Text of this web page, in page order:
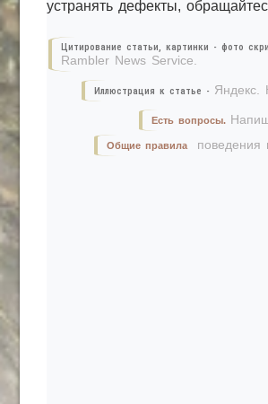
устранять дефекты,
Цитирование статьи, картинки - фото
Rambler News Service.
Иллюстрация к статье - Яндекс.
Есть вопросы.
Общие правила поведения